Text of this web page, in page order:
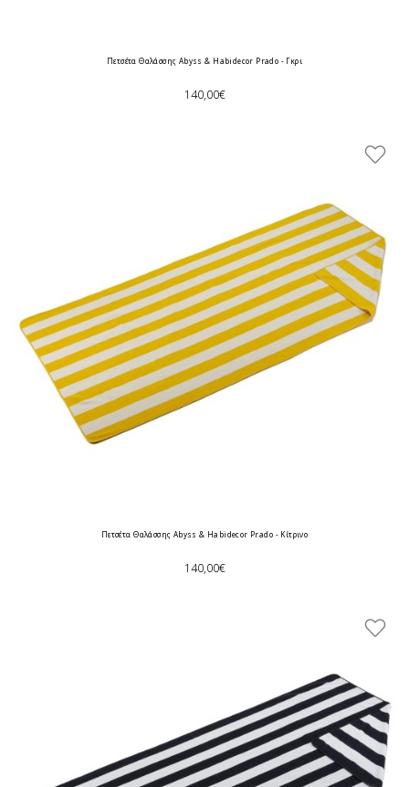
Πετσέτα Θαλάσσης Abyss & Habidecor Prado - Γκρι
140,00€
Πετσέτα Θαλάσσης Abyss & Habidecor Prado - Κίτρινο
140,00€